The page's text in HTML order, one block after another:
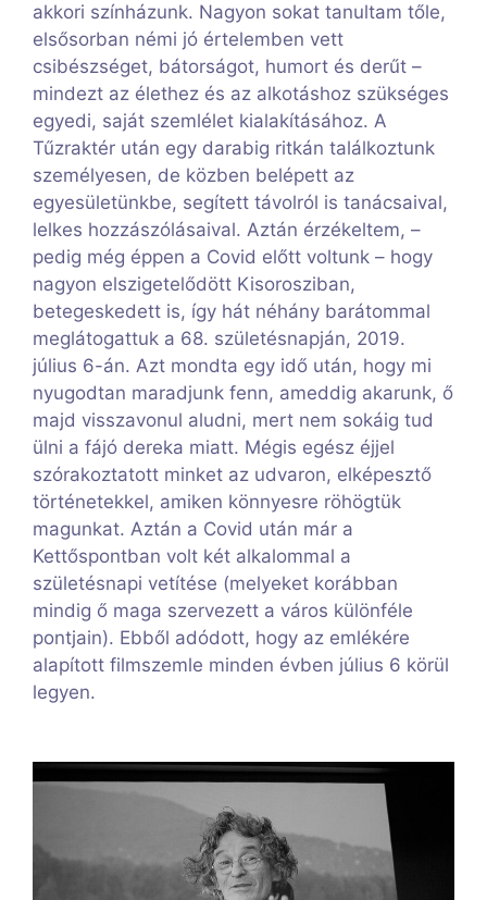
akkori színházunk. Nagyon sokat tanultam tőle,
elsősorban némi jó értelemben vett
csibészséget, bátorságot, humort és derűt –
mindezt az élethez és az alkotáshoz szükséges
egyedi, saját szemlélet kialakításához. A
Tűzraktér után egy darabig ritkán találkoztunk
személyesen, de közben belépett az
egyesületünkbe, segített távolról is tanácsaival,
lelkes hozzászólásaival. Aztán érzékeltem, –
pedig még éppen a Covid előtt voltunk – hogy
nagyon elszigetelődött Kisorosziban,
betegeskedett is, így hát néhány barátommal
meglátogattuk a 68. születésnapján, 2019.
július 6-án. Azt mondta egy idő után, hogy mi
nyugodtan maradjunk fenn, ameddig akarunk, ő
majd visszavonul aludni, mert nem sokáig tud
ülni a fájó dereka miatt. Mégis egész éjjel
szórakoztatott minket az udvaron, elképesztő
történetekkel, amiken könnyesre röhögtük
magunkat. Aztán a Covid után már a
Kettőspontban volt két alkalommal a
születésnapi vetítése (melyeket korábban
mindig ő maga szervezett a város különféle
pontjain). Ebből adódott, hogy az emlékére
alapított filmszemle minden évben július 6 körül
legyen.